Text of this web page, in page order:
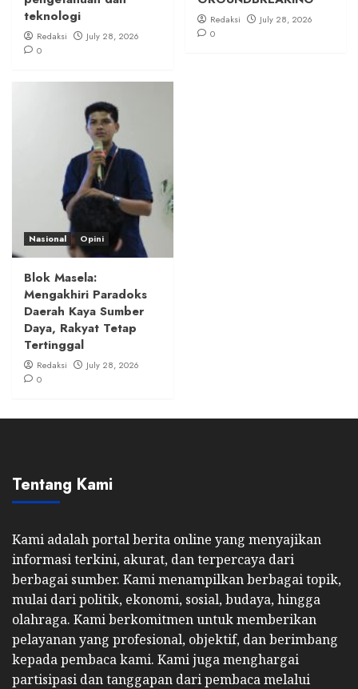
teknologi
Redaksi
July 28, 2026
0
Redaksi
July 28, 2026
0
Nasional Opini
Blok Masela:
Mengakhiri Paradoks
Daerah Kaya Sumber
Daya, Rakyat Tetap
Tertinggal
Redaksi
July 28, 2026
0
Tentang Kami
Kami adalah portal berita online yang menyajikan
informasi terkini, akurat, dan terpercaya dari
berbagai sumber. Kami menampilkan berbagai topik,
mulai dari politik, ekonomi, sosial, budaya, hingga
olahraga. Kami berkomitmen untuk memberikan
pelayanan yang profesional, objektif, dan berimbang
kepada pembaca kami. Kami juga menghargai
partisipasi dan tanggapan dari pembaca melalui